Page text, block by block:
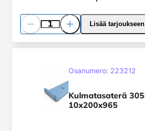
Pienennä
määrää
Lisää
määrääLisää tarjoukseen
10x200x965
SKU:
Osanumero: 223212
Kulmatasaterä 305mm jako
10x200x965